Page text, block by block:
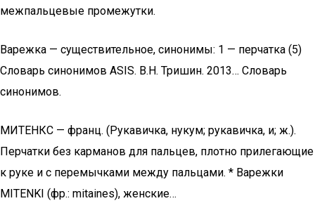
межпальцевые промежутки.
Варежка — существительное, синонимы: 1 — перчатка (5)
Словарь синонимов ASIS. В.Н. Тришин. 2013… Словарь
синонимов.
МИТЕНКС — франц. (Рукавичка, нукум; рукавичка, и; ж.).
Перчатки без карманов для пальцев, плотно прилегающие
к руке и с перемычками между пальцами. * Варежки
MITENKI (фр.: mitaines), женские…